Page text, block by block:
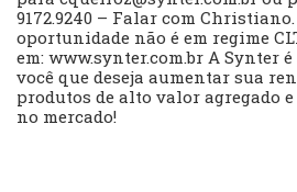
9172.9240 – Falar com
oportunidade não é em regime
em: www.synter.com.br A Synter
você que deseja aumentar sua
produtos de alto valor agregado
no mercado!